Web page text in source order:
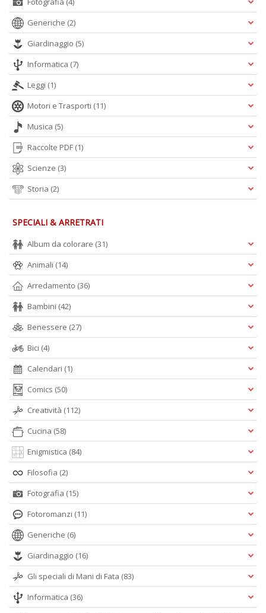
Generiche (2)
Giardinaggio (5)
Informatica (7)
Leggi (1)
Motori e Trasporti (11)
Musica (5)
Raccolte PDF (1)
Scienze (3)
Storia (2)
SPECIALI & ARRETRATI
Album da colorare (31)
Animali (14)
Arredamento (36)
Bambini (42)
Benessere (27)
Bici (4)
Calendari (1)
Comics (50)
Creatività (112)
Cucina (58)
Enigmistica (84)
Filosofia (2)
Fotografia (15)
Fotoromanzi (11)
Generiche (6)
Giardinaggio (16)
Gli speciali di Mani di Fata (83)
Informatica (36)